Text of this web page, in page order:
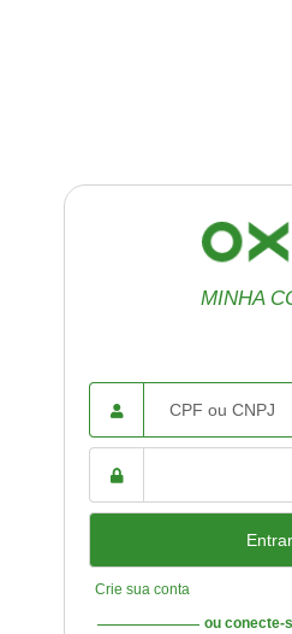
MINHA
CPF ou
CNPJ
Senha
Crie sua conta
ou conecte-